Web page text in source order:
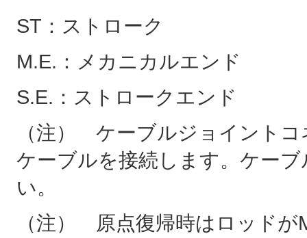
ST：ストローク
M.E.：メカニカルエンド
S.E.：ストロークエンド
（注） ケーブルジョイント
ケーブルを接続します。ケーブ
い。
（注） 原点復帰時はロッド